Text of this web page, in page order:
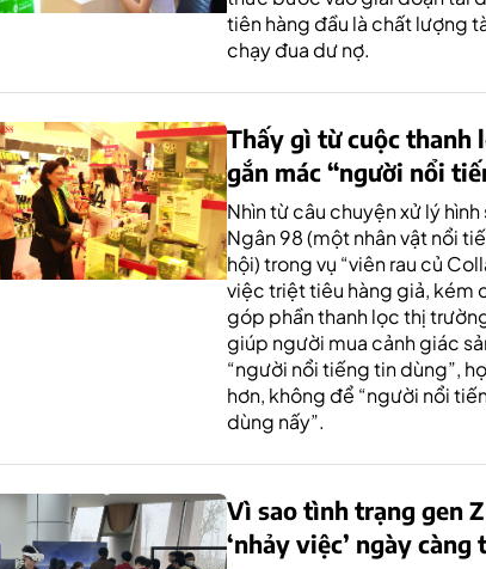
tiên hàng đầu là chất lượng
chạy đua dư nợ.
Thấy gì từ cuộc thanh
gắn mác “người nổi
Nhìn từ câu chuyện xử lý hình
Ngân 98 (một nhân vật nổi
hội) trong vụ “viên rau củ
việc triệt tiêu hàng giả, kém
góp phần thanh lọc thị
giúp người mua cảnh giác
“người nổi tiếng tin dùng”,
hơn, không để “người nổi
dùng nấy”.
Vì sao tình trạng gen
‘nhảy việc’ ngày càng